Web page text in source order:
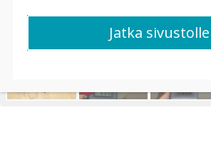
Jatka sivustolle